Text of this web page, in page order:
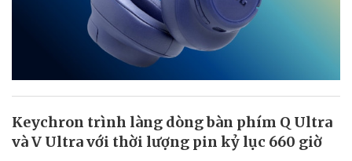
Keychron trình làng dòng bàn phím Q Ultra
và V Ultra với thời lượng pin kỷ lục 660 giờ